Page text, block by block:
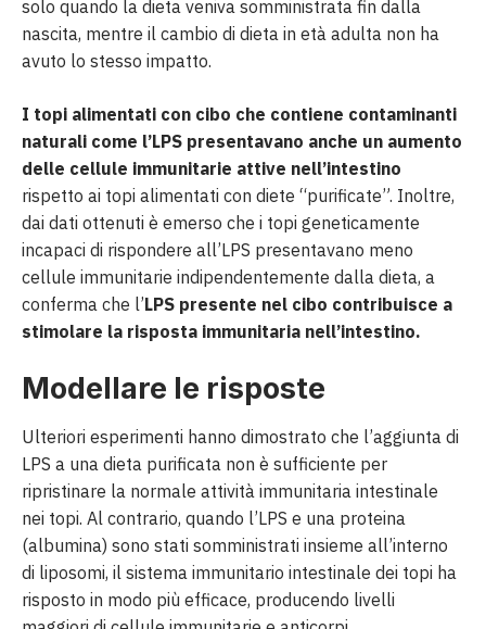
solo quando la dieta veniva somministrata fin dalla
nascita, mentre il cambio di dieta in età adulta non ha
avuto lo stesso impatto.
I topi alimentati con cibo che contiene contaminanti
naturali come l’LPS presentavano anche un aumento
delle cellule immunitarie attive nell’intestino
rispetto ai topi alimentati con diete “purificate”. Inoltre,
dai dati ottenuti è emerso che i topi geneticamente
incapaci di rispondere all’LPS presentavano meno
cellule immunitarie indipendentemente dalla dieta, a
conferma che l’LPS presente nel cibo contribuisce a
stimolare la risposta immunitaria nell’intestino.
Modellare le risposte
Ulteriori esperimenti hanno dimostrato che l’aggiunta di
LPS a una dieta purificata non è sufficiente per
ripristinare la normale attività immunitaria intestinale
nei topi. Al contrario, quando l’LPS e una proteina
(albumina) sono stati somministrati insieme all’interno
di liposomi, il sistema immunitario intestinale dei topi ha
risposto in modo più efficace, producendo livelli